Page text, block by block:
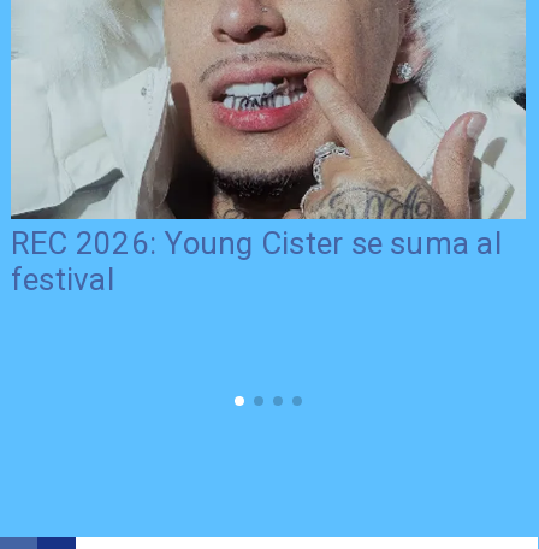
REC 2026: Young Cister se suma al
festival